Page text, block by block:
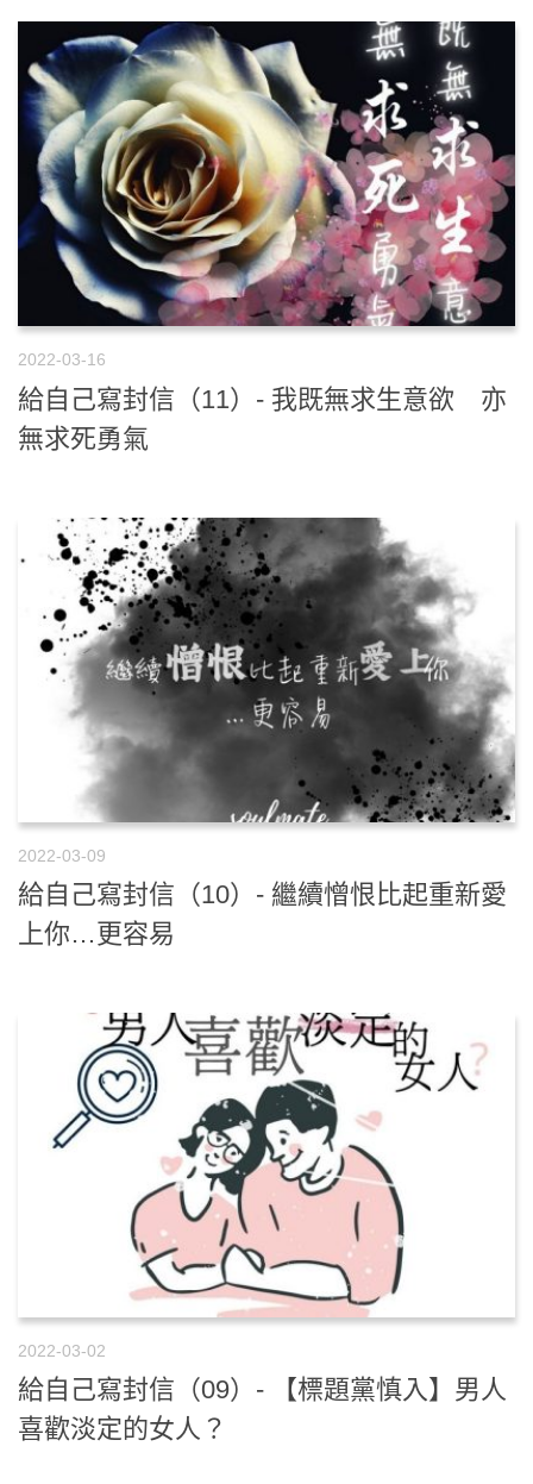
2022-03-16
給自己寫封信（11）- 我既無求生意欲 亦
無求死勇氣
2022-03-09
給自己寫封信（10）- 繼續憎恨比起重新愛
上你…更容易
2022-03-02
給自己寫封信（09）- 【標題黨慎入】男人
喜歡淡定的女人？